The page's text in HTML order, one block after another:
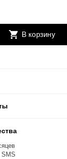
В корзину